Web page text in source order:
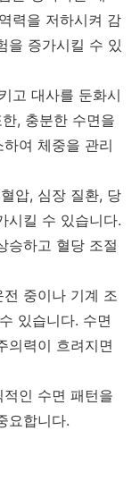
력을 저하시켜 감
을 증가시킬 수 있
고 대사를 둔화시
, 충분한 수면을
여 체중을 관리
압, 심장 질환, 당
시킬 수 있습니다.
승하고 혈당 조절
중이나 기계 조
있습니다. 수면
의력이 흐려지면
인 수면 패턴을
요합니다.